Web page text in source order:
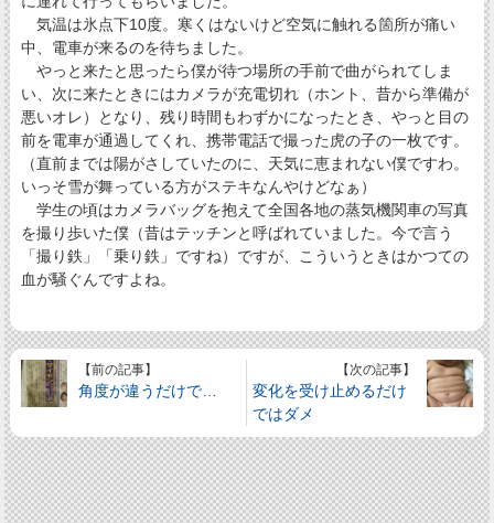
気温は氷点下10度。寒くはないけど空気に触れる箇所が痛い
中、電車が来るのを待ちました。
やっと来たと思ったら僕が待つ場所の手前で曲がられてしま
い、次に来たときにはカメラが充電切れ（ホント、昔から準備が
悪いオレ）となり、残り時間もわずかになったとき、やっと目の
前を電車が通過してくれ、携帯電話で撮った虎の子の一枚です。
（直前までは陽がさしていたのに、天気に恵まれない僕ですわ。
いっそ雪が舞っている方がステキなんやけどなぁ）
学生の頃はカメラバッグを抱えて全国各地の蒸気機関車の写真
を撮り歩いた僕（昔はテッチンと呼ばれていました。今で言う
「撮り鉄」「乗り鉄」ですね）ですが、こういうときはかつての
血が騒ぐんですよね。
【前の記事】
角度が違うだけで…
【次の記事】
変化を受け止めるだけ
ではダメ